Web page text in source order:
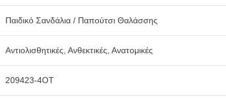
Παιδικό Σανδάλια / Παπούτσι Θαλάσσης
Αντιολισθητικές, Ανθεκτικές, Ανατομικές
209423-4OT